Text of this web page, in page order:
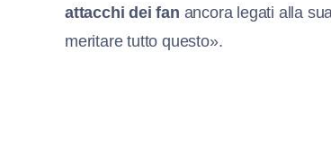
attacchi dei fan ancora legati alla
meritare tutto questo».